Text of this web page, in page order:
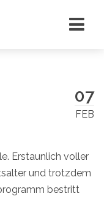
07
FEB
Erstaunlich voller
und trotzdem
bestritt